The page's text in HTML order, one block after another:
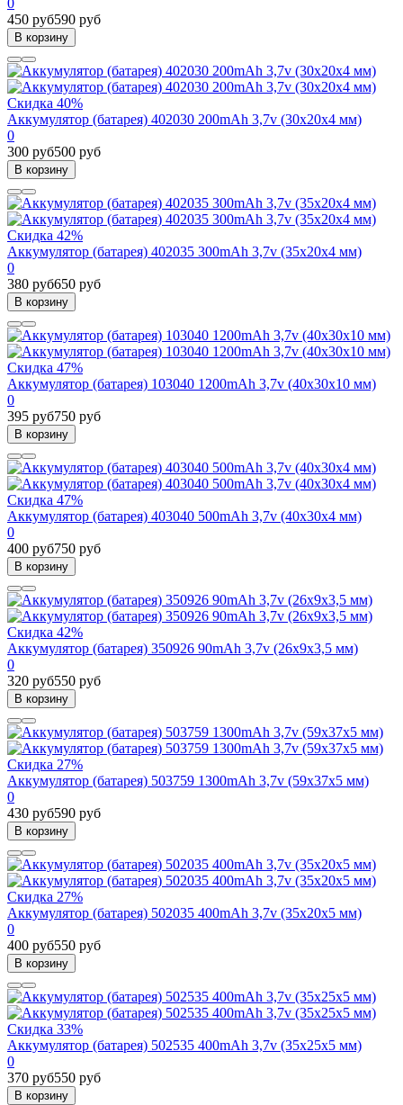
0
450 руб590 руб
В корзину
Скидка 40%
Аккумулятор (батарея) 402030 200mAh 3,7v (30х20х4 мм)
0
300 руб500 руб
В корзину
Скидка 42%
Аккумулятор (батарея) 402035 300mAh 3,7v (35х20х4 мм)
0
380 руб650 руб
В корзину
Скидка 47%
Аккумулятор (батарея) 103040 1200mAh 3,7v (40х30х10 мм)
0
395 руб750 руб
В корзину
Скидка 47%
Аккумулятор (батарея) 403040 500mAh 3,7v (40х30х4 мм)
0
400 руб750 руб
В корзину
Скидка 42%
Аккумулятор (батарея) 350926 90mAh 3,7v (26х9х3,5 мм)
0
320 руб550 руб
В корзину
Скидка 27%
Аккумулятор (батарея) 503759 1300mAh 3,7v (59х37х5 мм)
0
430 руб590 руб
В корзину
Скидка 27%
Аккумулятор (батарея) 502035 400mAh 3,7v (35х20х5 мм)
0
400 руб550 руб
В корзину
Скидка 33%
Аккумулятор (батарея) 502535 400mAh 3,7v (35х25х5 мм)
0
370 руб550 руб
В корзину